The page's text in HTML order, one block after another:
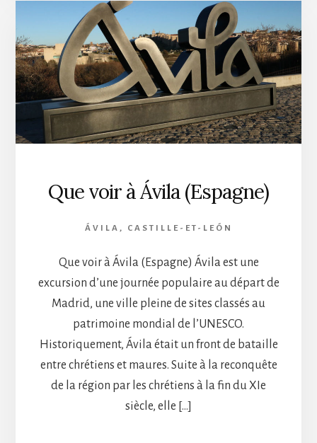
Que voir à Ávila (Espagne)
ÁVILA , CASTILLE-ET-LEÓN
Que voir à Ávila (Espagne) Ávila est une
excursion d’une journée populaire au départ de
Madrid, une ville pleine de sites classés au
patrimoine mondial de l’UNESCO.
Historiquement, Ávila était un front de bataille
entre chrétiens et maures. Suite à la reconquête
de la région par les chrétiens à la fin du XIe
siècle, elle […]